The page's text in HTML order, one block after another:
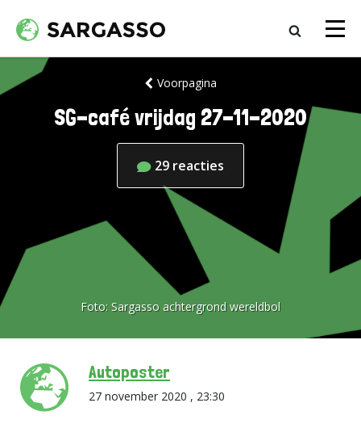
Voorpagina
SG-café vrijdag 27-11-2020
29 reacties
Foto: Sargasso achtergrond wereldbol
Autoposter
27 november 2020 , 23:30